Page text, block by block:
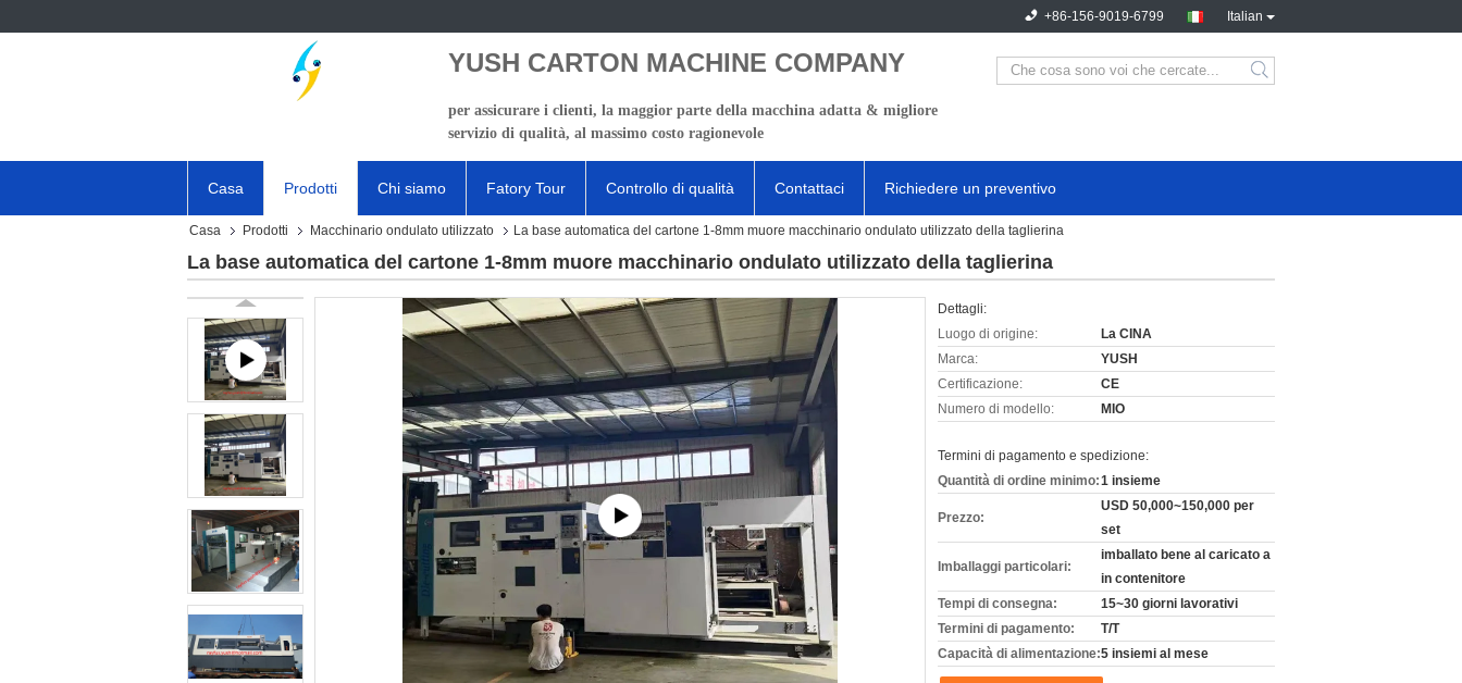
Italian
+86-156-9019-6799
YUSH CARTON MACHINE COMPANY
per assicurare i clienti, la maggior parte della macchina adatta & migliore
servizio di qualità, al massimo costo ragionevole
Casa Prodotti Chi siamo Fatory Tour Controllo di qualità Contattaci Richiedere un preventivo
Casa Prodotti Macchinario ondulato utilizzato La base automatica del cartone 1-8mm muore macchinario ondulato utilizzato della taglierina
La base automatica del cartone 1-8mm muore macchinario ondulato utilizzato della taglierina
Dettagli:
Luogo di origine:
La CINA
Marca:
YUSH
Certificazione:
CE
Numero di modello:
MIO
Termini di pagamento e spedizione:
Quantità di ordine minimo:1 insieme
Prezzo:
USD 50,000~150,000 per
set
Imballaggi particolari:
imballato bene al caricato a
in contenitore
Tempi di consegna:
15~30 giorni lavorativi
Termini di pagamento:
T/T
Capacità di alimentazione:5 insiemi al mese